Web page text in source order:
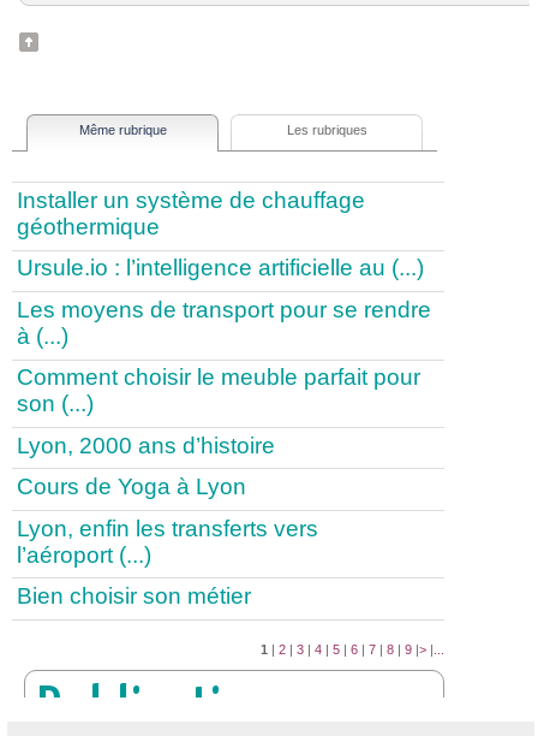
Même rubrique Les rubriques
Installer un système de chauffage
géothermique
Ursule.io : l’intelligence artificielle au (...)
Les moyens de transport pour se rendre
à (...)
Comment choisir le meuble parfait pour
son (...)
Lyon, 2000 ans d’histoire
Cours de Yoga à Lyon
Lyon, enfin les transferts vers
l’aéroport (...)
Bien choisir son métier
1 |2 |3 |4 |5 |6 |7 |8 |9 |>
Publication